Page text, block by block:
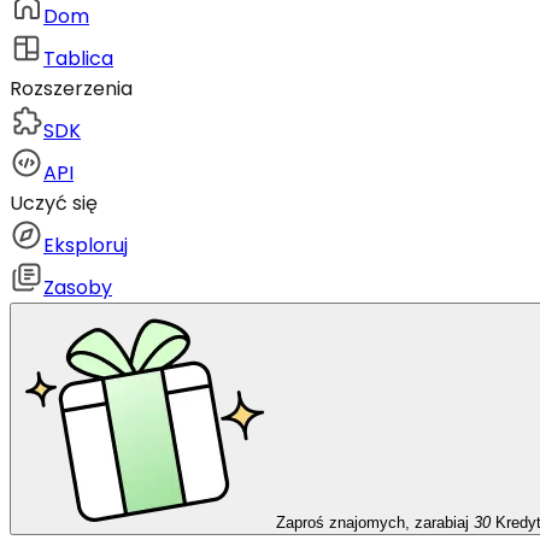
Dom
Tablica
Rozszerzenia
SDK
API
Uczyć się
Eksploruj
Zasoby
Zaproś znajomych, zarabiaj 30